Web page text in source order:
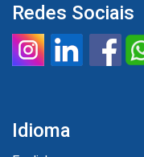
Redes Sociais
Idioma